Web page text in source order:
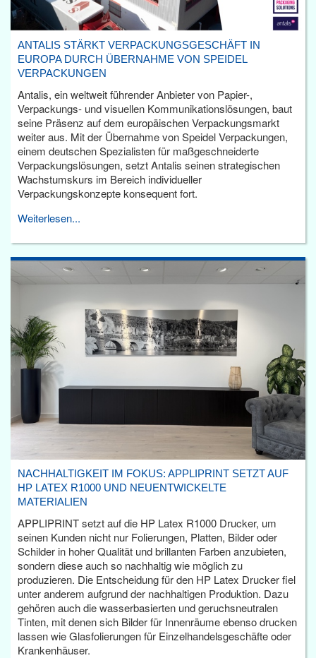
ANTALIS STÄRKT VERPACKUNGSGESCHÄFT IN
EUROPA DURCH ÜBERNAHME VON SPEIDEL
VERPACKUNGEN
Antalis, ein weltweit führender Anbieter von Papier-,
Verpackungs- und visuellen Kommunikationslösungen, baut
seine Präsenz auf dem europäischen Verpackungsmarkt
weiter aus. Mit der Übernahme von Speidel Verpackungen,
einem deutschen Spezialisten für maßgeschneiderte
Verpackungslösungen, setzt Antalis seinen strategischen
Wachstumskurs im Bereich individueller
Verpackungskonzepte konsequent fort.
Weiterlesen...
NACHHALTIGKEIT IM FOKUS: APPLIPRINT SETZT AUF
HP LATEX R1000 UND NEUENTWICKELTE
MATERIALIEN
APPLIPRINT setzt auf die HP Latex R1000 Drucker, um
seinen Kunden nicht nur Folierungen, Platten, Bilder oder
Schilder in hoher Qualität und brillanten Farben anzubieten,
sondern diese auch so nachhaltig wie möglich zu
produzieren. Die Entscheidung für den HP Latex Drucker fiel
unter anderem aufgrund der nachhaltigen Produktion. Dazu
gehören auch die wasserbasierten und geruchsneutralen
Tinten, mit denen sich Bilder für Innenräume ebenso drucken
lassen wie Glasfolierungen für Einzelhandelsgeschäfte oder
Krankenhäuser.